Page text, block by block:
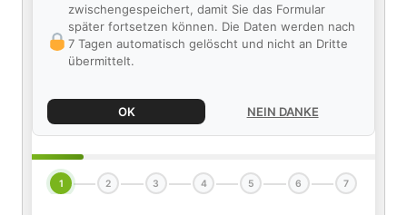
zwischengespeichert, damit Sie das Formular
später fortsetzen können. Die Daten werden nach
7 Tagen automatisch gelöscht und nicht an Dritte
übermittelt.
OK NEIN DANKE
1 2 3 4 5 6 7